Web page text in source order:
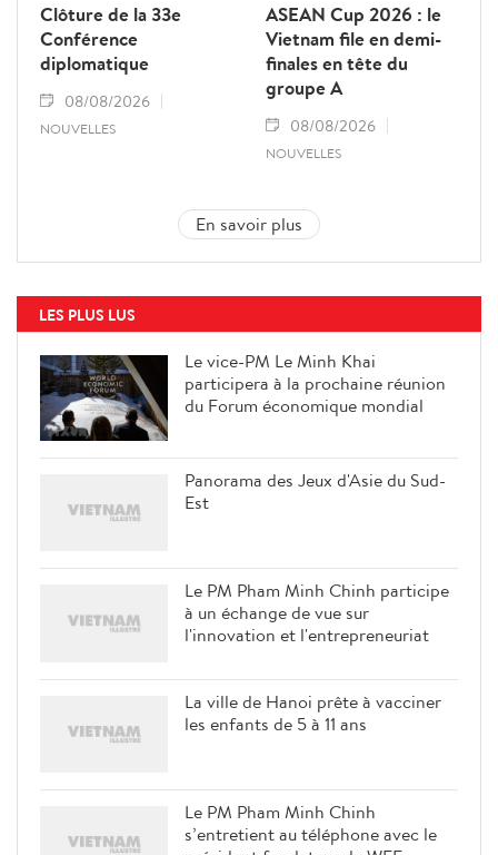
Clôture de la 33e
Conférence
diplomatique
08/08/2026
NOUVELLES
ASEAN Cup 2026 : le
Vietnam file en demi-
finales en tête du
groupe A
08/08/2026
NOUVELLES
En savoir plus
LES PLUS LUS
Le vice-PM Le Minh Khai
participera à la prochaine réunion
du Forum économique mondial
Panorama des Jeux d'Asie du Sud-
Est
Le PM Pham Minh Chinh participe
à un échange de vue sur
l'innovation et l'entrepreneuriat
La ville de Hanoi prête à vacciner
les enfants de 5 à 11 ans
Le PM Pham Minh Chinh
s’entretient au téléphone avec le